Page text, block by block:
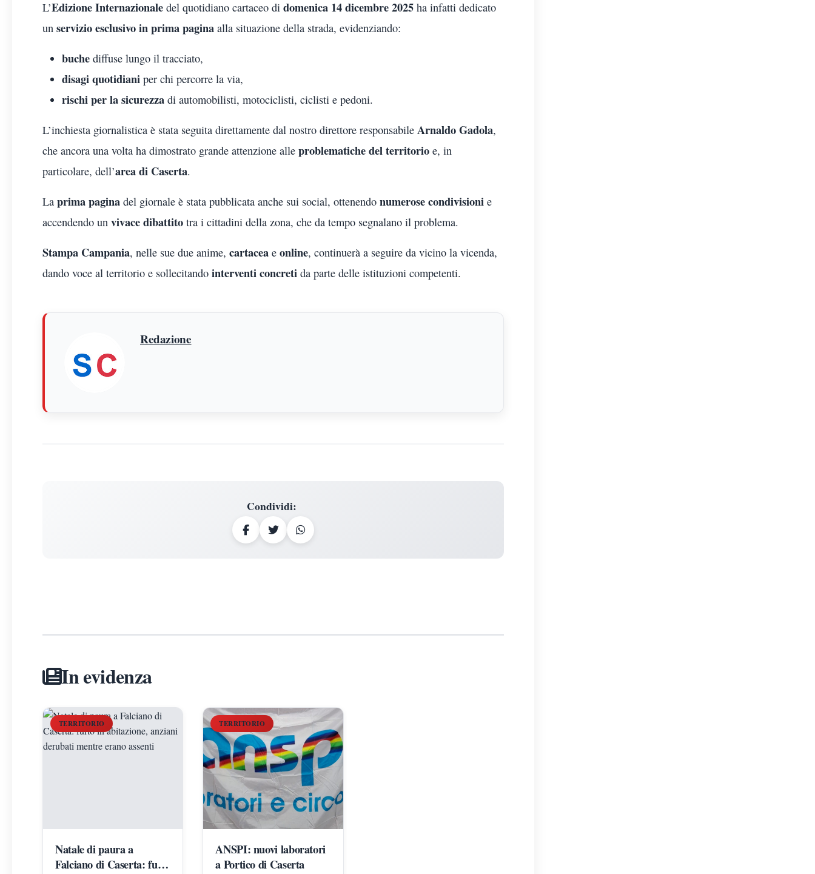
L’Edizione Internazionale del quotidiano cartaceo di domenica 14 dicembre 2025 ha infatti dedicato
un servizio esclusivo in prima pagina alla situazione della strada, evidenziando:
buche diffuse lungo il tracciato,
disagi quotidiani per chi percorre la via,
rischi per la sicurezza di automobilisti, motociclisti, ciclisti e pedoni.
L’inchiesta giornalistica è stata seguita direttamente dal nostro direttore responsabile Arnaldo Gadola,
che ancora una volta ha dimostrato grande attenzione alle problematiche del territorio e, in
particolare, dell’area di Caserta.
La prima pagina del giornale è stata pubblicata anche sui social, ottenendo numerose condivisioni e
accendendo un vivace dibattito tra i cittadini della zona, che da tempo segnalano il problema.
Stampa Campania, nelle sue due anime, cartacea e online, continuerà a seguire da vicino la vicenda,
dando voce al territorio e sollecitando interventi concreti da parte delle istituzioni competenti.
Redazione
Condividi:
In evidenza
TERRITORIO
Natale di paura a
Falciano di Caserta: furto
TERRITORIO
ANSPI: nuovi laboratori
a Portico di Caserta